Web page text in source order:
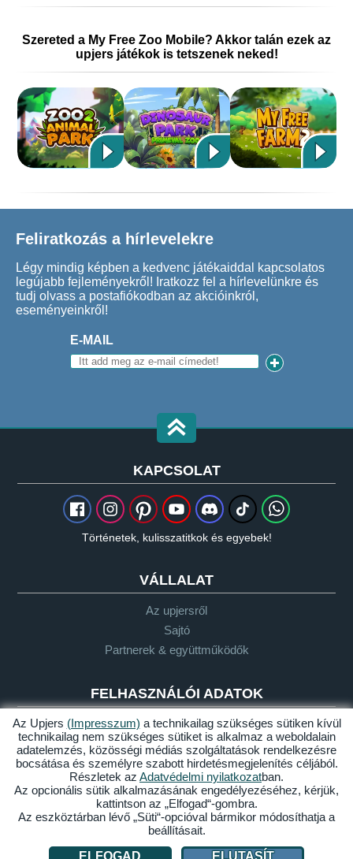
Szereted a My Free Zoo Mobile? Akkor talán ezek az
upjers játékok is tetszenek neked!
Feliratkozás a hírlevelekre
Légy mindig képben a kedvenc játékaiddal kapcsolatos
legújabb fejleményekről! Iratkozz fel a hírlevelünkre és
tudj olvass a postafiókodban az akcióinkról,
eseményeinkről!
E-MAIL
KAPCSOLAT
Történetek, kulisszatitkok és egyebek!
VÁLLALAT
Az upjersről
Sajtó
Partnerek & együttműködők
FELHASZNÁLÓI ADATOK
Szójegyzék
Let's Plays-irányelvek
Támogatás
Impresszum Adatvédelem ÁSZF Akadálymentesség
Sütik kezelése
Az Upjers (Impresszum) a technikailag szükséges sütiken kívül
technikailag nem szükséges sütiket is alkalmaz a weboldalain
adatelemzés, közösségi médiás szolgáltatások rendelkezésre
bocsátása és személyre szabott hirdetésmegjelenítés céljából.
Részletek az Adatvédelmi nyilatkozatban.
Az opcionális sütik alkalmazásának engedélyezéséhez, kérjük,
kattintson az „Elfogad“-gombra.
Az eszköztárban lévő „Süti“-opcióval bármikor módosíthatja a
beállításait.
ELFOGAD
ELUTASÍT